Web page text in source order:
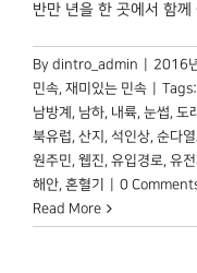
반만 년을 한 곳에서 함
By dintro_admin 2016
민속, 재미있는 민속 Tags:
남방계 , 남하, 내륙, 눈썹, 도
북유럽, 산지 , 석인상, 순다
원주민, 웹진, 유입경로, 유
해안, 혼혈기
0
Read More